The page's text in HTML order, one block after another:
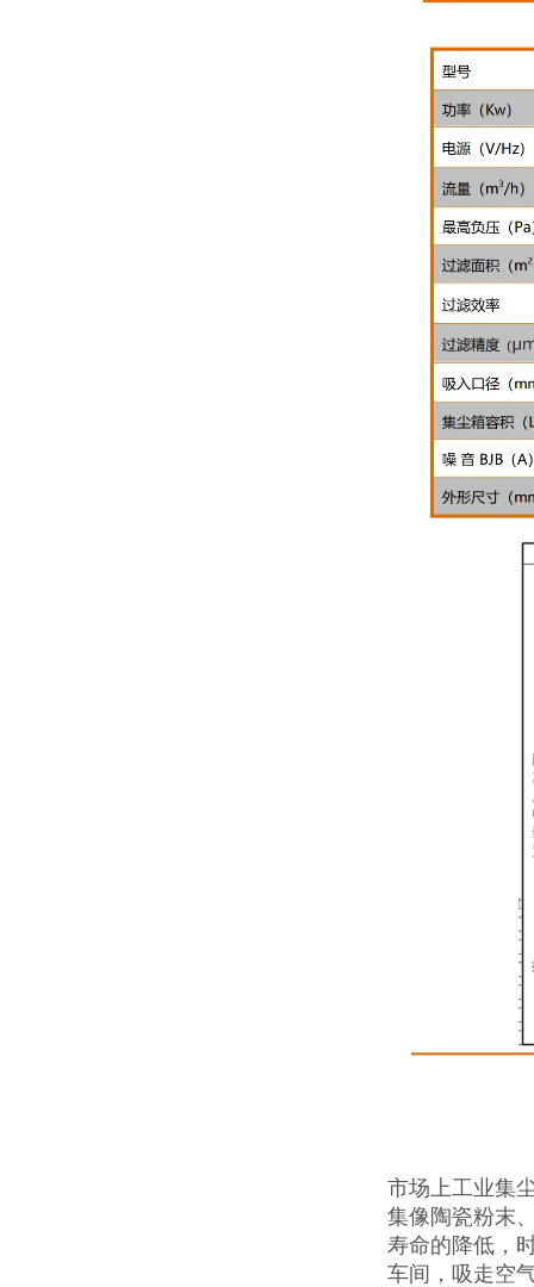
市场上工业集
集像陶瓷粉末
寿命的降低，
车间，吸走空